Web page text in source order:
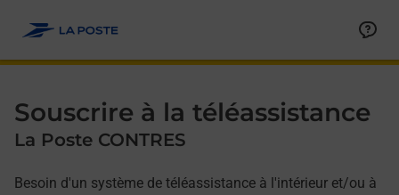
Souscrire à la téléassistance
La Poste CONTRES
Besoin d'un système de téléassistance à l'intérieur et/ou à